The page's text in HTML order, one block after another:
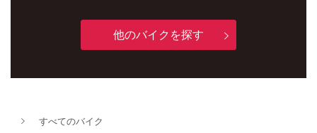
他のバイクを探す
すべてのバイク
新車